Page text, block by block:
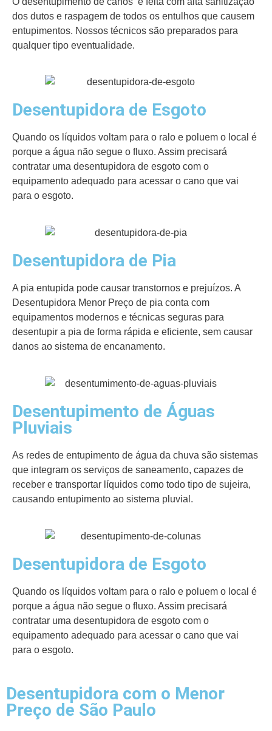
dos dutos e raspagem de todos os entulhos que causem
entupimentos. Nossos técnicos são preparados para
qualquer tipo eventualidade.
Desentupidora de Esgoto
Quando os líquidos voltam para o ralo e poluem o local é
porque a água não segue o fluxo. Assim precisará
contratar uma desentupidora de esgoto com o
equipamento adequado para acessar o cano que vai
para o esgoto.
Desentupidora de Pia
A pia entupida pode causar transtornos e prejuízos. A
Desentupidora Menor Preço de pia conta com
equipamentos modernos e técnicas seguras para
desentupir a pia de forma rápida e eficiente, sem causar
danos ao sistema de encanamento.
Desentupimento de Águas
Pluviais
As redes de entupimento de água da chuva são sistemas
que integram os serviços de saneamento, capazes de
receber e transportar líquidos como todo tipo de sujeira,
causando entupimento ao sistema pluvial.
Desentupidora de Esgoto
Quando os líquidos voltam para o ralo e poluem o local é
porque a água não segue o fluxo. Assim precisará
contratar uma desentupidora de esgoto com o
equipamento adequado para acessar o cano que vai
para o esgoto.
Desentupidora com o Menor
Preço de São Paulo